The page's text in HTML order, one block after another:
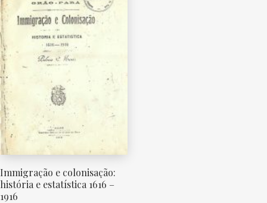
Immigração e colonisação:
história e estatística 1616 –
1916